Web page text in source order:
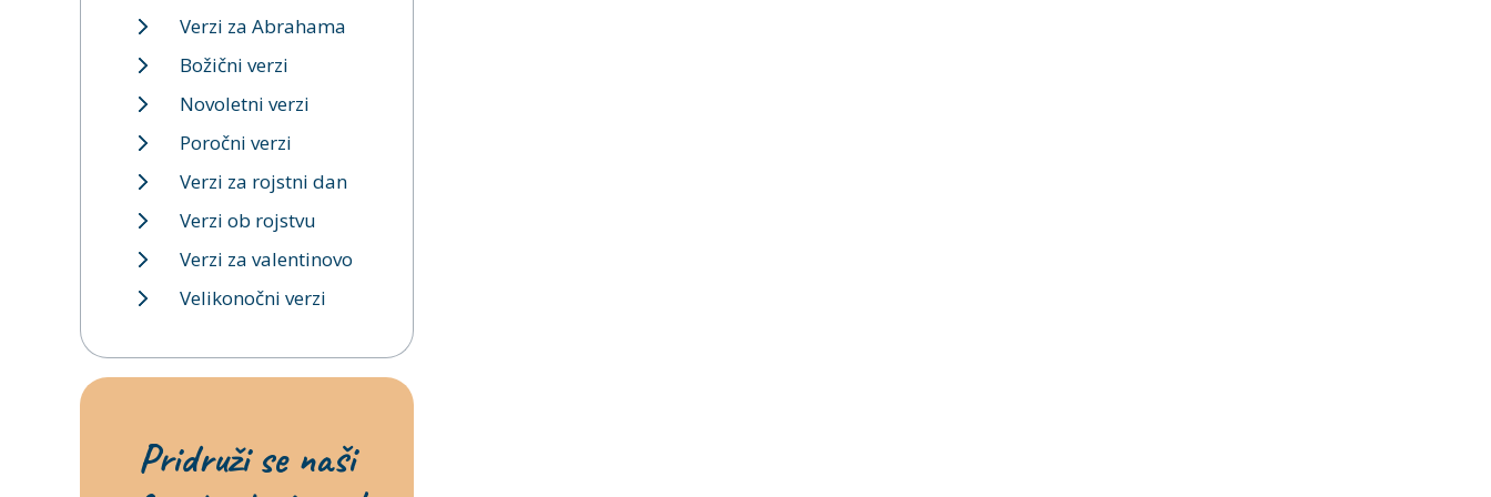
Verzi za Abrahama
Božični verzi
Novoletni verzi
Poročni verzi
Verzi za rojstni dan
Verzi ob rojstvu
Verzi za valentinovo
Velikonočni verzi
Pridruži se naši